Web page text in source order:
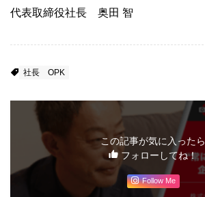
代表取締役社長 奥田 智
社長 OPK
この記事が気に入ったら
フォローしてね！
Follow Me